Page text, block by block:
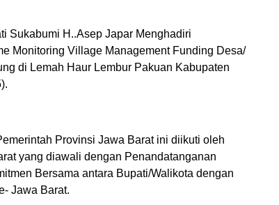
Sukabumi H..Asep Japar Menghadiri
Monitoring Village Management Funding Desa/
di Lemah Haur Lembur Pakuan Kabupaten
Provinsi Jawa Barat ini diikuti oleh
yang diawali dengan Penandatanganan
Bersama antara Bupati/Walikota dengan
Jawa Barat.